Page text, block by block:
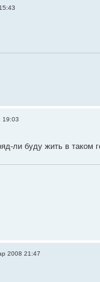
19:03
ли буду жить в таком
2008 21:47